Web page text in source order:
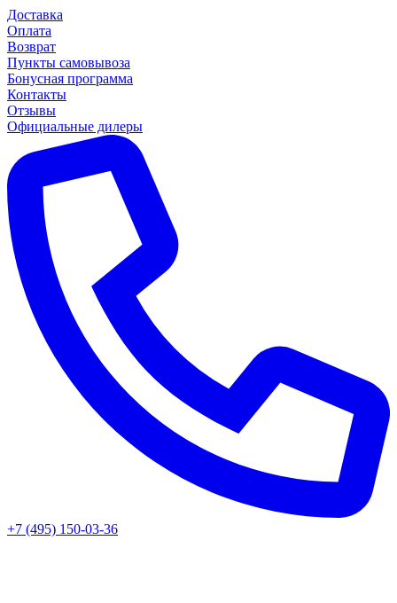
Доставка
Оплата
Возврат
Пункты самовывоза
Бонусная программа
Контакты
Отзывы
Официальные дилеры
+7 (495) 150-03-36